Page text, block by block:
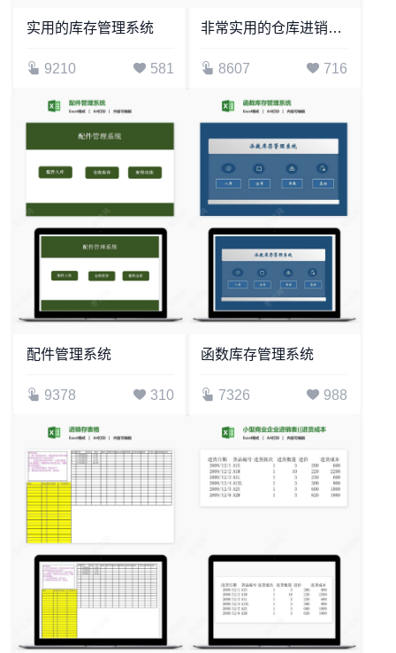
实用的库存管理系统
9210 581
非常实用的仓库进销存管理系统
8607 716
配件管理系统
9378 310
函数库存管理系统
7326 988